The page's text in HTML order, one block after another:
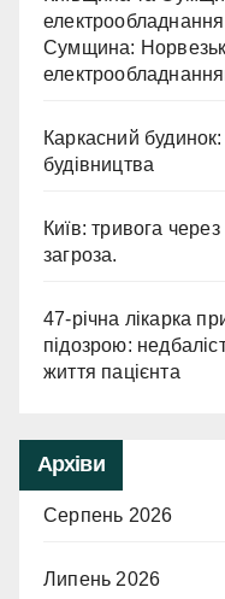
Сумщина:
Каркасний будинок:
будівництва
Київ: тривога
загроза.
47-річна лікарка
підозрою:
життя пацієнта
Архіви
Серпень 2026
Липень 2026